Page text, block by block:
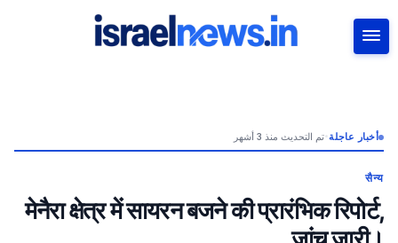
أخبار عاجلة•تم التحديث منذ 3 أشهر
सैन्य
मेनैरा क्षेत्र में सायरन बजने की प्रारंभिक रिपोर्ट,